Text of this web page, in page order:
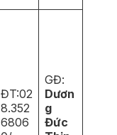
ĐT:02
8.352
6806
GĐ:
Dươn
g
Đức